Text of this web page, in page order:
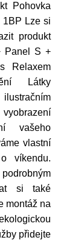
Pohovka
1BP Lze si
produkt
Panel S +
Relaxem
Látky
vašeho
vlastní
víkendu.
si také
montáž na
přidejte